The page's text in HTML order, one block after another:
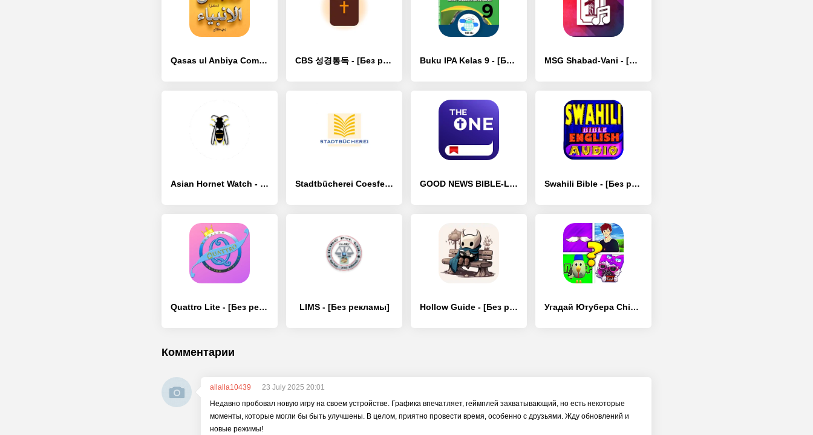
Qasas ul Anbiya Complete - [Без рекламы] CBS 성경통독 - [Без рекламы] Buku IPA Kelas 9 - [Без рекламы] MSG Shabad-Vani - [Без рекламы]
Asian Hornet Watch - [Без рекламы] Stadtbücherei Coesfeld - [Без рекламы] GOOD NEWS BIBLE-Listen & Watch - [Без рекламы] Swahili Bible - [Без рекламы]
Quattro Lite - [Без рекламы] LIMS - [Без рекламы] Hollow Guide - [Без рекламы] Угадай Ютубера Chicken Gun
Комментарии
allalla10439
23 July 2025 20:01
Недавно пробовал новую игру на своем устройстве. Графика впечатляет, геймплей захватывающий, но есть некоторые
моменты, которые могли бы быть улучшены. В целом, приятно провести время, особенно с друзьями. Жду обновлений и
новые режимы!